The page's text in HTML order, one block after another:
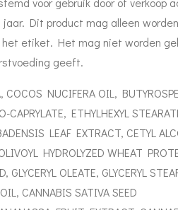
jaar. Dit product mag alleen
het etiket. Het mag niet worden
geeft.
COCOS NUCIFERA OIL,
CAPRYLATE, ETHYLHEXYL
LEAF EXTRACT, CETYL
HYDROLYZED WHEAT
GLYCERYL OLEATE, GLYCERYL
CANNABIS SATIVA SEED